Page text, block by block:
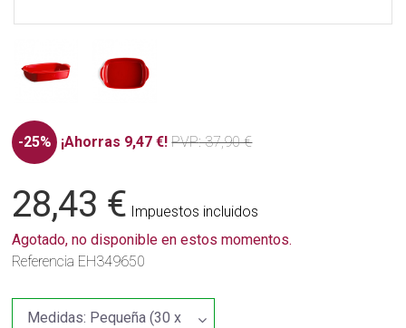
-25% ¡Ahorras 9,47 €! PVP: 37,90 €
28,43 € Impuestos incluidos
Agotado, no disponible en estos momentos.
Referencia EH349650